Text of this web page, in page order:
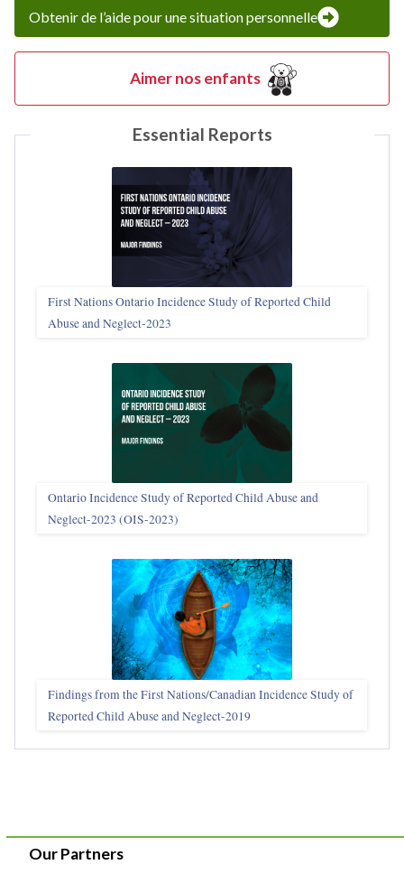
Obtenir de l’aide pour une situation personnelle
Aimer nos enfants
Essential Reports
First Nations Ontario Incidence Study of Reported Child
Abuse and Neglect‑2023
Ontario Incidence Study of Reported Child Abuse and
Neglect-2023 (OIS‑2023)
Findings from the First Nations/Canadian Incidence Study of
Reported Child Abuse and Neglect-2019
Our Partners